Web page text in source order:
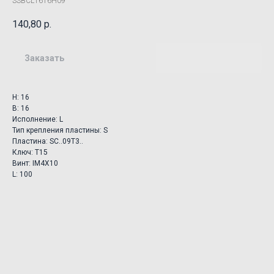
140,80 р.
Заказать
H: 16
B: 16
Исполнение: L
Тип крепления пластины: S
Пластина: SC..09T3..
Ключ: T15
Винт: IM4X10
L: 100